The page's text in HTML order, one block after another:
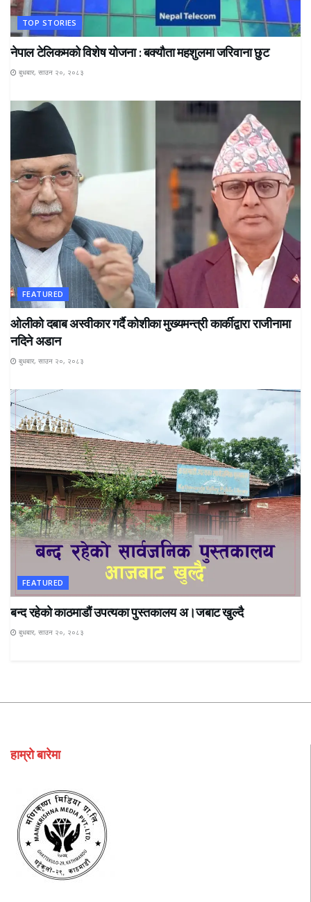
TOP STORIES
नेपाल टेलिकमको विशेष योजना : बक्यौता महशुलमा जरिवाना छुट
बुधबार, साउन २०, २०८३
FEATURED
ओलीको दबाब अस्वीकार गर्दै कोशीका मुख्यमन्त्री कार्कीद्वारा राजीनामा
नदिने अडान
बुधबार, साउन २०, २०८३
FEATURED
बन्द रहेकाे काठमाडाैं उपत्यका पुस्तकालय अ।जबाट खुल्दै
बुधबार, साउन २०, २०८३
हाम्रो बारेमा